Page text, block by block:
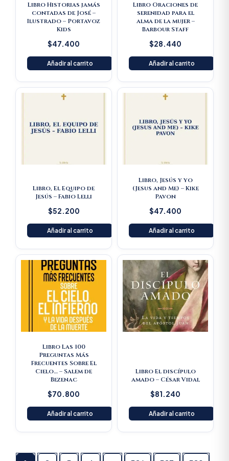
Libro Historias jamás
contadas de José –
Ilustrado – Portavoz
Kids
$47.400
Añadir al carrito
Libro Oraciones de
serenidad para el
alma de la mujer –
Barbour Staff
$28.440
Añadir al carrito
Libro, El Equipo de
Jesús – Fabio Lelli
$52.200
Añadir al carrito
Libro, Jesús y yo
(Jesus and Me) – Kike
Pavon
$47.400
Añadir al carrito
Libro Las 100
Preguntas Más
Frecuentes Sobre El
Cielo… – Salem de
Bezenac
$70.800
Añadir al carrito
Libro El discípulo
amado – César Vidal
$81.240
Añadir al carrito